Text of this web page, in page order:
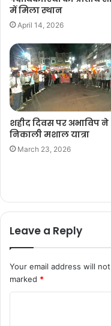
में मिला स्थान
April 14, 2026
शहीद दिवस पर अभाविप ने
निकाली मशाल यात्रा
March 23, 2026
Leave a Reply
Your email address will
marked *